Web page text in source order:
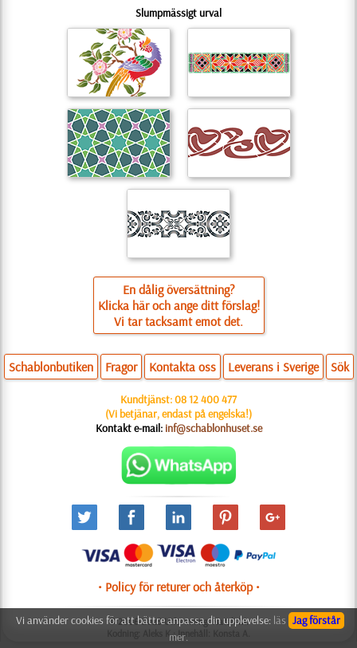
Slumpmässigt urval
En dålig översättning?
Klicka här och ange ditt förslag!
Vi tar tacksamt emot det.
Schablonbutiken Fragor Kontakta oss Leverans i Sverige Sök
Kundtjänst:08 12 400 477
(Vi betjänar, endast på engelska!)
Kontakt e-mail: inf@schablonhuset.se
• Policy för returer och återköp •
© 2006-2025 Utformning: Natali M.
Kodning: Aleks K.; Innehåll: Konsta A.
Jag förstår
Vi använder cookies för att bättre anpassa din upplevelse: läs
mer.